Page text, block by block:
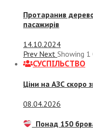
Протаранив
пасажирів
14.10.2024
Prev Next Showing 1
СУСПIЛЬСТВО
Ціни на АЗС скоро
08.04.2026
Понад 150